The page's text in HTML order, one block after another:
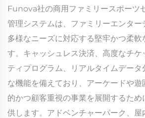
Funova社の商用ファミリースポーツ
管理システムは、ファミリーエンタ
多様なニーズに対応する堅牢かつ柔
す。キャッシュレス決済、高度なチ
ティプログラム、リアルタイムデー
な機能を備えており、アーケードや
的かつ顧客重視の事業を展開するた
供します。アドベンチャーパーク、屋